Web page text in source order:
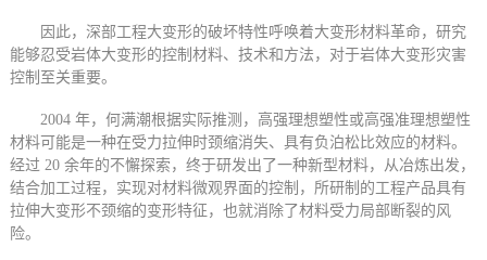
因此，深部工程大变形的破坏特性呼唤着大变形材料革命，研究
能够忍受岩体大变形的控制材料、技术和方法，对于岩体大变形灾害
控制至关重要。
2004 年，何满潮根据实际推测，高强理想塑性或高强准理想塑性
材料可能是一种在受力拉伸时颈缩消失、具有负泊松比效应的材料。
经过 20 余年的不懈探索，终于研发出了一种新型材料，从冶炼出发，
结合加工过程，实现对材料微观界面的控制，所研制的工程产品具有
拉伸大变形不颈缩的变形特征，也就消除了材料受力局部断裂的风
险。